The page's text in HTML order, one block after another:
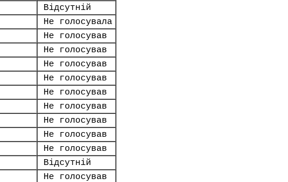
Відсутній
Не голосувала
Не голосував
Не голосував
Не голосував
Не голосував
Не голосував
Не голосував
Не голосував
Не голосував
Не голосував
Відсутній
Не голосував